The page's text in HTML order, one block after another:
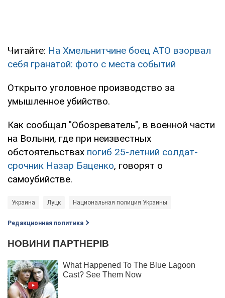
Читайте: На Хмельнитчине боец АТО взорвал
себя гранатой: фото с места событий
Открыто уголовное производство за
умышленное убийство.
Как сообщал "Обозреватель", в военной части
на Волыни, где при неизвестных
обстоятельствах погиб 25-летний солдат-
срочник Назар Баценко, говорят о
самоубийстве.
Украина Луцк Национальная полиция Украины
Редакционная политика